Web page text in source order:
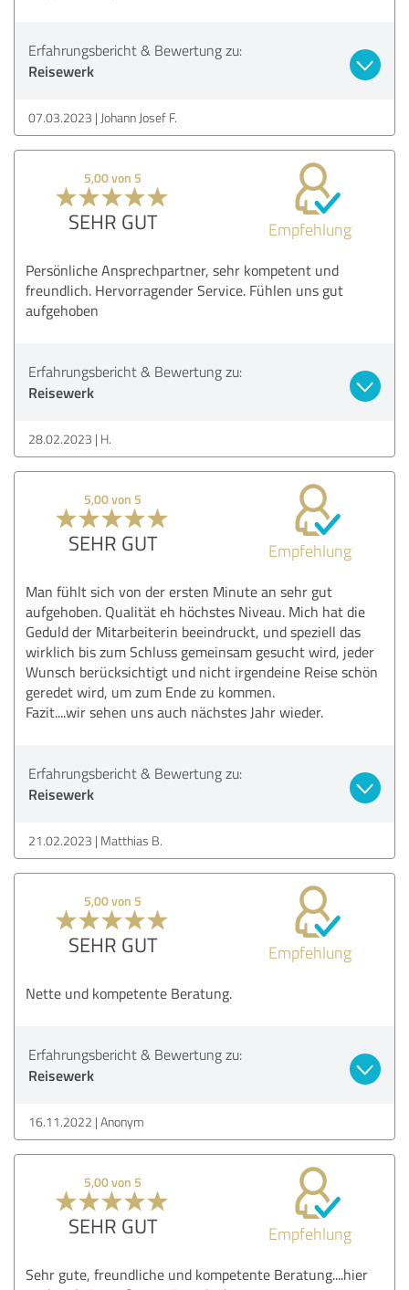
Erfahrungsbericht & Bewertung zu:
Reisewerk
07.03.2023 Johann Josef F.
5,00 von 5
SEHR GUT Empfehlung
Persönliche Ansprechpartner, sehr kompetent und
freundlich. Hervorragender Service. Fühlen uns gut
aufgehoben
Erfahrungsbericht & Bewertung zu:
Reisewerk
28.02.2023 H.
5,00 von 5
SEHR GUT Empfehlung
Man fühlt sich von der ersten Minute an sehr gut
aufgehoben. Qualität eh höchstes Niveau. Mich hat die
Geduld der Mitarbeiterin beeindruckt, und speziell das
wirklich bis zum Schluss gemeinsam gesucht wird, jeder
Wunsch berücksichtigt und nicht irgendeine Reise schön
geredet wird, um zum Ende zu kommen.
Fazit....wir sehen uns auch nächstes Jahr wieder.
Erfahrungsbericht & Bewertung zu:
Reisewerk
21.02.2023 Matthias B.
5,00 von 5
SEHR GUT Empfehlung
Nette und kompetente Beratung.
Erfahrungsbericht & Bewertung zu:
Reisewerk
16.11.2022 Anonym
5,00 von 5
SEHR GUT Empfehlung
Sehr gute, freundliche und kompetente Beratung....hier